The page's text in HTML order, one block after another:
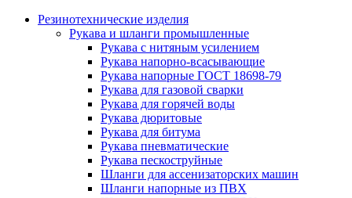
Резинотехнические изделия
Рукава и шланги промышленные
Рукава с нитяным усилением
Рукава напорно-всасывающие
Рукава напорные ГОСТ 18698-79
Рукава для газовой сварки
Рукава для горячей воды
Рукава дюритовые
Рукава для битума
Рукава пневматические
Рукава пескоструйные
Шланги для ассенизаторских машин
Шланги напорные из ПВХ